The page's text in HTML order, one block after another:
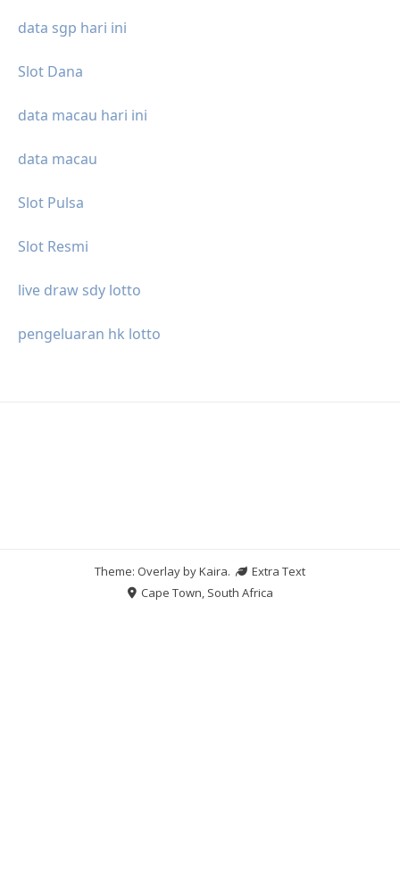
data sgp hari ini
Slot Dana
data macau hari ini
data macau
Slot Pulsa
Slot Resmi
live draw sdy lotto
pengeluaran hk lotto
Theme: Overlay byKaira.
Extra Text
Cape Town, South Africa